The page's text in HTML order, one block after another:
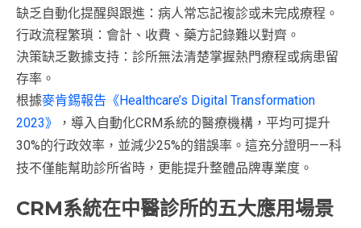
缺乏自動化提醒與跟進：病人常忘記複診或未完成療程。
行政流程繁瑣：會計、收費、藥方記錄難以對齊。
決策缺乏數據支持：診所無法清楚掌握熱門療程或病患留
存率。
根據麥肯錫報告《Healthcare’s Digital Transformation
2023》
，導入自動化CRM系統的醫療機構，平均可提升
30%的行政效率，並減少25%的錯誤率。這充分證明——科
技不僅能幫助診所省時，更能提升整體品牌專業度。
CRM系統在中醫診所的五大應用場景